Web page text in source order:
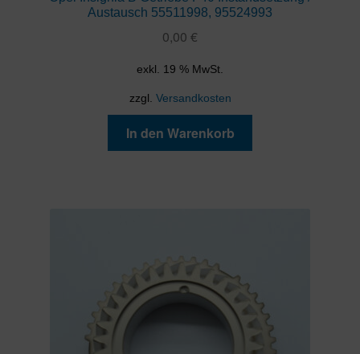
Austausch 55511998, 95524993
0,00 €
exkl. 19 % MwSt.
zzgl. Versandkosten
In den Warenkorb